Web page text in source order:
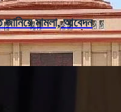
জানিয়ে মামলা, আবেদন